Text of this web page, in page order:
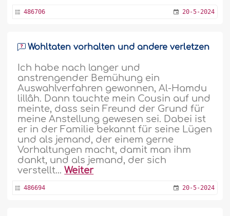
486706 20-5-2024
Wohltaten vorhalten und andere verletzen
Ich habe nach langer und
anstrengender Bemühung ein
Auswahlverfahren gewonnen, Al-Hamdu
lillâh. Dann tauchte mein Cousin auf und
meinte, dass sein Freund der Grund für
meine Anstellung gewesen sei. Dabei ist
er in der Familie bekannt für seine Lügen
und als jemand, der einem gerne
Vorhaltungen macht, damit man ihm
dankt, und als jemand, der sich
verstellt...Weiter
486694 20-5-2024